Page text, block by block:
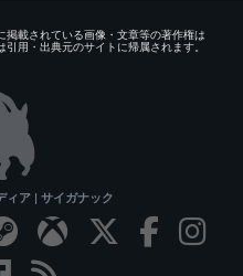
載されている画像・文章等の著作権は
用・出典元のサイトに帰属されます。
ィア | サイガナック